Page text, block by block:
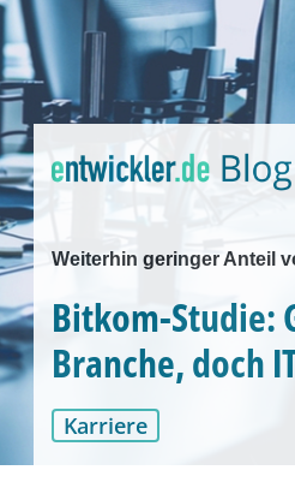
Weiterhin geringer Anteil
Bitkom-Studie:
Branche, doch
Karriere